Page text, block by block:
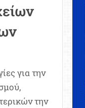
για την
την